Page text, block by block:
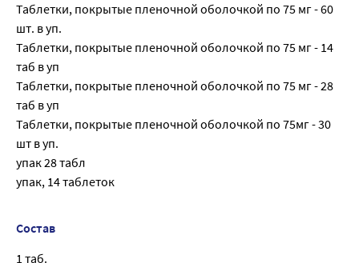
Таблетки, покрытые пленочной оболочкой по 75 мг - 60
шт. в уп.
Таблетки, покрытые пленочной оболочкой по 75 мг - 14
таб в уп
Таблетки, покрытые пленочной оболочкой по 75 мг - 28
таб в уп
Таблетки, покрытые пленочной оболочкой по 75мг - 30
шт в уп.
упак 28 табл
упак, 14 таблеток
Состав
1 таб.